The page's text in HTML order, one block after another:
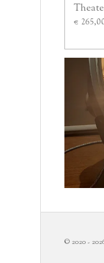
€
© 2020 -